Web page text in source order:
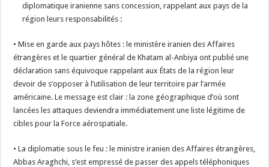
diplomatique iranienne sans concession, rappelant aux pays de la
région leurs responsabilités :
• Mise en garde aux pays hôtes : le ministère iranien des Affaires
étrangères et le quartier général de Khatam al-Anbiya ont publié une
déclaration sans équivoque rappelant aux États de la région leur
devoir de s’opposer à l’utilisation de leur territoire par l’armée
américaine. Le message est clair : la zone géographique d’où sont
lancées les attaques deviendra immédiatement une liste légitime de
cibles pour la Force aérospatiale.
• La diplomatie sous le feu : le ministre iranien des Affaires étrangères,
Abbas Araghchi, s’est empressé de passer des appels téléphoniques